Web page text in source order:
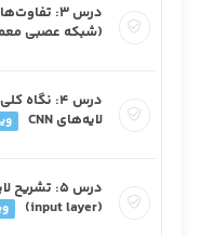
(شبکه عصبی
درس ۴: نگاه
لایه‌های CNN
درس ۵:
(input layer)